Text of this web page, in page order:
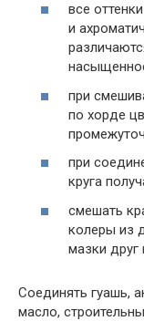
все
и
при
по хорде
при
круга
смешать
колеры из
мазки друг
Соединять гуашь,
масло,